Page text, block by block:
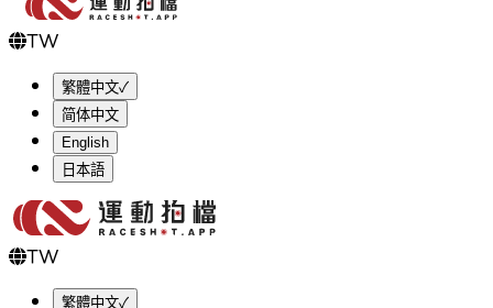
TW
繁體中文✓
简体中文
English
日本語
TW
繁體中文✓